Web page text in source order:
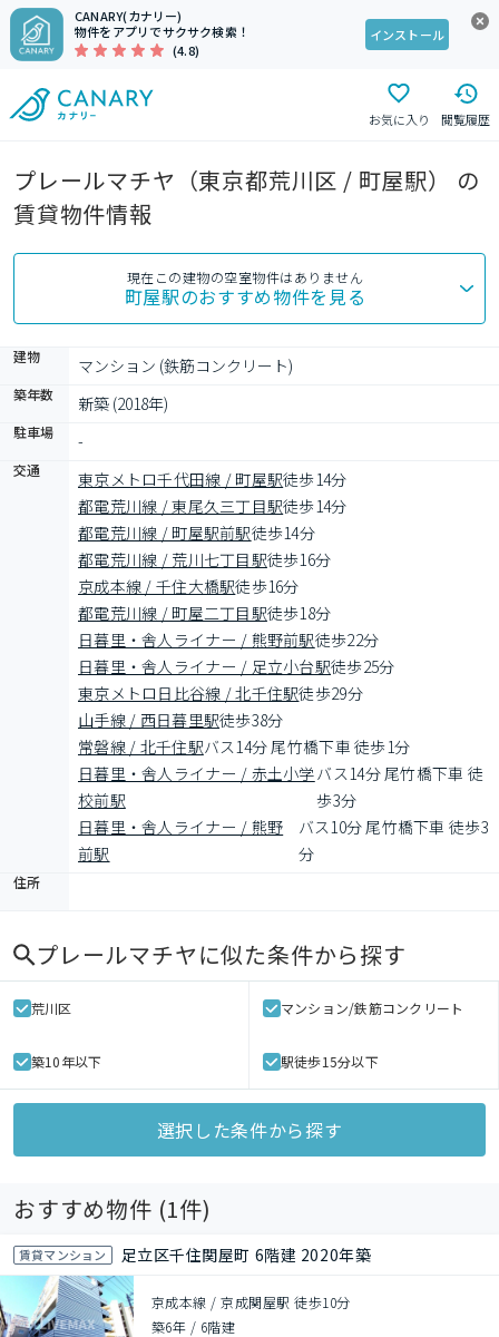
CANARY(カナリー)
物件をアプリでサクサク検索！
(4.8)
インストール
お気に入り 閲覧履歴
プレールマチヤ（東京都荒川区 / 町屋駅） の
賃貸物件情報
現在この建物の空室物件はありません
町屋駅のおすすめ物件を見る
建物 マンション (鉄筋コンクリート)
築年数 新築 (2018年)
駐車場 -
交通 東京メトロ千代田線 / 町屋駅徒歩14分
都電荒川線 / 東尾久三丁目駅徒歩14分
都電荒川線 / 町屋駅前駅徒歩14分
都電荒川線 / 荒川七丁目駅徒歩16分
京成本線 / 千住大橋駅徒歩16分
都電荒川線 / 町屋二丁目駅徒歩18分
日暮里・舎人ライナー / 熊野前駅徒歩22分
日暮里・舎人ライナー / 足立小台駅徒歩25分
東京メトロ日比谷線 / 北千住駅徒歩29分
山手線 / 西日暮里駅徒歩38分
常磐線 / 北千住駅バス14分 尾竹橋下車 徒歩1分
日暮里・舎人ライナー / 赤土小学
校前駅
バス14分 尾竹橋下車 徒
歩3分
日暮里・舎人ライナー / 熊野
前駅
バス10分 尾竹橋下車 徒歩3
分
住所
プレールマチヤに似た条件から探す
荒川区 マンション/鉄筋コンクリート
築10年以下 駅徒歩15分以下
選択した条件から探す
おすすめ物件 (1件)
賃貸マンション 足立区千住関屋町 6階建 2020年築
京成本線 / 京成関屋駅 徒歩10分
築6年 / 6階建